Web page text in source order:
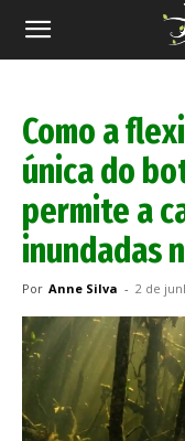
Revista
Como a
única do
permite a
inundadas
Por Anne Silva - 2 de